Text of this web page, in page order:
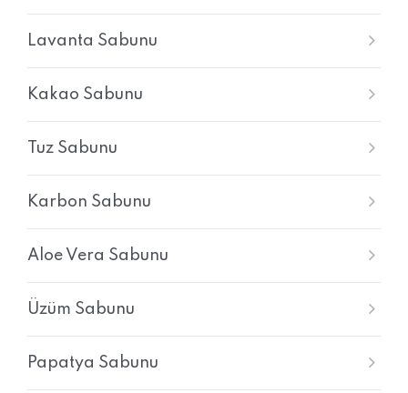
Lavanta Sabunu
Kakao Sabunu
Tuz Sabunu
Karbon Sabunu
Aloe Vera Sabunu
Üzüm Sabunu
Papatya Sabunu